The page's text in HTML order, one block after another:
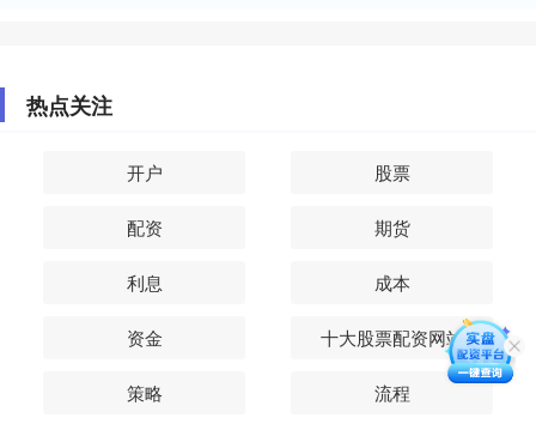
热点关注
开户 股票
配资 期货
利息 成本
资金 十大股票配资网站
策略 流程